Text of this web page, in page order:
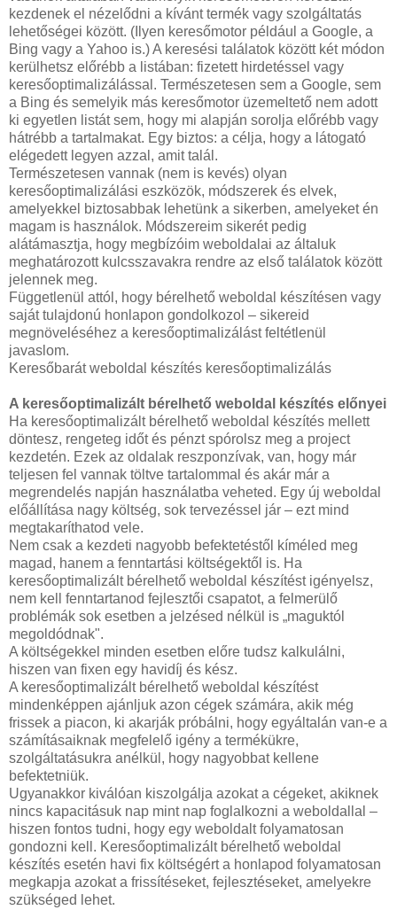
kezdenek el nézelődni a kívánt termék vagy szolgáltatás
lehetőségei között. (Ilyen keresőmotor például a Google, a
Bing vagy a Yahoo is.) A keresési találatok között két módon
kerülhetsz előrébb a listában: fizetett hirdetéssel vagy
keresőoptimalizálással. Természetesen sem a Google, sem
a Bing és semelyik más keresőmotor üzemeltető nem adott
ki egyetlen listát sem, hogy mi alapján sorolja előrébb vagy
hátrébb a tartalmakat. Egy biztos: a célja, hogy a látogató
elégedett legyen azzal, amit talál.
Természetesen vannak (nem is kevés) olyan
keresőoptimalizálási eszközök, módszerek és elvek,
amelyekkel biztosabbak lehetünk a sikerben, amelyeket én
magam is használok. Módszereim sikerét pedig
alátámasztja, hogy megbízóim weboldalai az általuk
meghatározott kulcsszavakra rendre az első találatok között
jelennek meg.
Függetlenül attól, hogy bérelhető weboldal készítésen vagy
saját tulajdonú honlapon gondolkozol – sikereid
megnöveléséhez a keresőoptimalizálást feltétlenül
javaslom.
Keresőbarát weboldal készítés keresőoptimalizálás
A keresőoptimalizált bérelhető weboldal készítés előnyei
Ha keresőoptimalizált bérelhető weboldal készítés mellett
döntesz, rengeteg időt és pénzt spórolsz meg a project
kezdetén. Ezek az oldalak reszponzívak, van, hogy már
teljesen fel vannak töltve tartalommal és akár már a
megrendelés napján használatba veheted. Egy új weboldal
előállítása nagy költség, sok tervezéssel jár – ezt mind
megtakaríthatod vele.
Nem csak a kezdeti nagyobb befektetéstől kíméled meg
magad, hanem a fenntartási költségektől is. Ha
keresőoptimalizált bérelhető weboldal készítést igényelsz,
nem kell fenntartanod fejlesztői csapatot, a felmerülő
problémák sok esetben a jelzésed nélkül is „maguktól
megoldódnak".
A költségekkel minden esetben előre tudsz kalkulálni,
hiszen van fixen egy havidíj és kész.
A keresőoptimalizált bérelhető weboldal készítést
mindenképpen ajánljuk azon cégek számára, akik még
frissek a piacon, ki akarják próbálni, hogy egyáltalán van-e a
számításaiknak megfelelő igény a termékükre,
szolgáltatásukra anélkül, hogy nagyobbat kellene
befektetniük.
Ugyanakkor kiválóan kiszolgálja azokat a cégeket, akiknek
nincs kapacitásuk nap mint nap foglalkozni a weboldallal –
hiszen fontos tudni, hogy egy weboldalt folyamatosan
gondozni kell. Keresőoptimalizált bérelhető weboldal
készítés esetén havi fix költségért a honlapod folyamatosan
megkapja azokat a frissítéseket, fejlesztéseket, amelyekre
szükséged lehet.